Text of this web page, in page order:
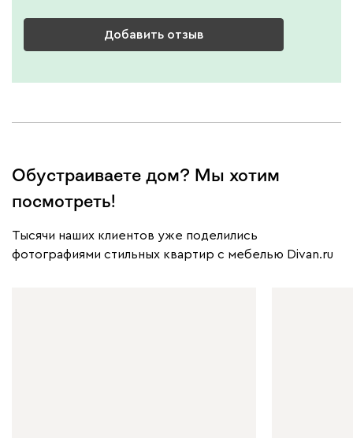
Добавить отзыв
Обустраиваете дом? Мы хотим
посмотреть!
Тысячи наших клиентов уже поделились
фотографиями стильных квартир с мебелью Divan.ru